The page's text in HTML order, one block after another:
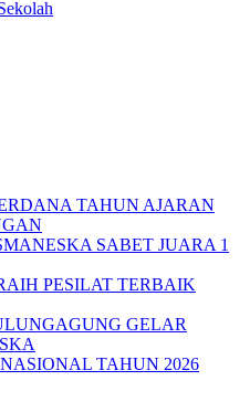
TAHUN AJARAN
SABET JUARA 1
PESILAT TERBAIK
GELAR
TAHUN 2026